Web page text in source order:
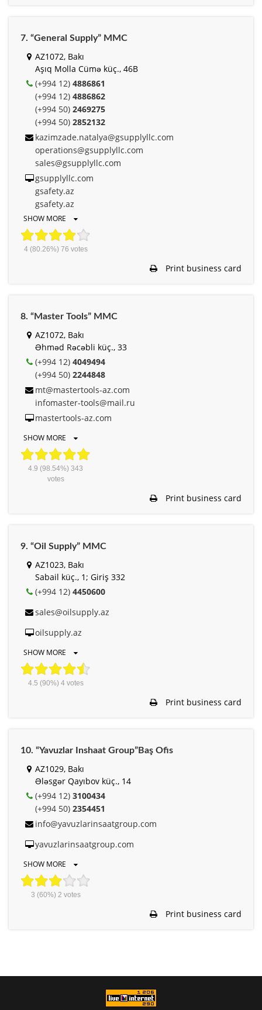
7. “General Supply” MMC
AZ1072, Bakı
Aşıq Molla Cümə küç., 46B
(+994 12) 4886861
(+994 12) 4886862
(+994 50) 2469275
(+994 50) 2852132
kazimzade.natalya@gsupplyllc.com
operations@gsupplyllc.com
sales@gsupplyllc.com
gsupplyllc.com
gsafety.az
gsafety.az
SHOW MORE
4(80.26%) 76 votes
Print business card
8. “Master Tools” MMC
AZ1072, Bakı
Əhməd Rəcəbli küç., 33
(+994 12) 4049494
(+994 50) 2244848
mt@mastertools-az.com
infomaster-tools@mail.ru
mastertools-az.com
SHOW MORE
4.9 (98.54%) 343
votes
Print business card
9. “Oil Supply” MMC
AZ1023, Bakı
Sabail küç., 1; Giriş 332
(+994 12) 4450600
sales@oilsupply.az
oilsupply.az
SHOW MORE
4.5 (90%) 4votes
Print business card
10. “Yavuzlar Inshaat Group”Baş Ofis
AZ1029, Bakı
Ələsgər Qayıbov küç., 14
(+994 12) 3100434
(+994 50) 2354451
info@yavuzlarinsaatgroup.com
yavuzlarinsaatgroup.com
SHOW MORE
3 (60%) 2 votes
Print business card